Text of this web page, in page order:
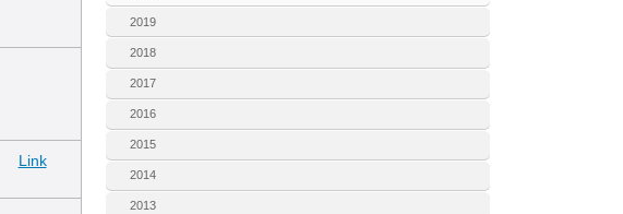
Link
2019
2018
2017
2016
2015
2014
2013